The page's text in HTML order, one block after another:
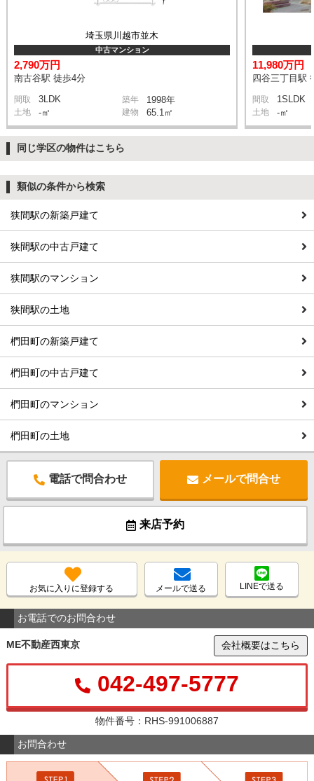
埼玉県川越市並木
中古マンション
2,790万円
南古谷駅 徒歩4分
間取 3LDK 築年 1998年
土地 -㎡ 建物 65.1㎡
11,980万円
四谷三丁目駅
間取 1SLDK
土地 -㎡
同じ学区の物件はこちら
類似の条件から検索
狭間駅の新築戸建て
狭間駅の中古戸建て
狭間駅のマンション
狭間駅の土地
椚田町の新築戸建て
椚田町の中古戸建て
椚田町のマンション
椚田町の土地
電話で問合わせ メールで問合せ
来店予約
お気に入りに登録する メールで送る LINEで送る
お電話でのお問合わせ
ME不動産西東京 会社概要はこちら
042-497-5777
物件番号：RHS-991006887
お問合わせ